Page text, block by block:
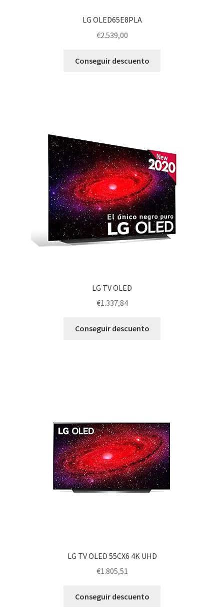
LG OLED65E8PLA
€2.539,00
Conseguir descuento
LG TV OLED
€1.337,84
Conseguir descuento
LG TV OLED 55CX6 4K UHD
€1.805,51
Conseguir descuento